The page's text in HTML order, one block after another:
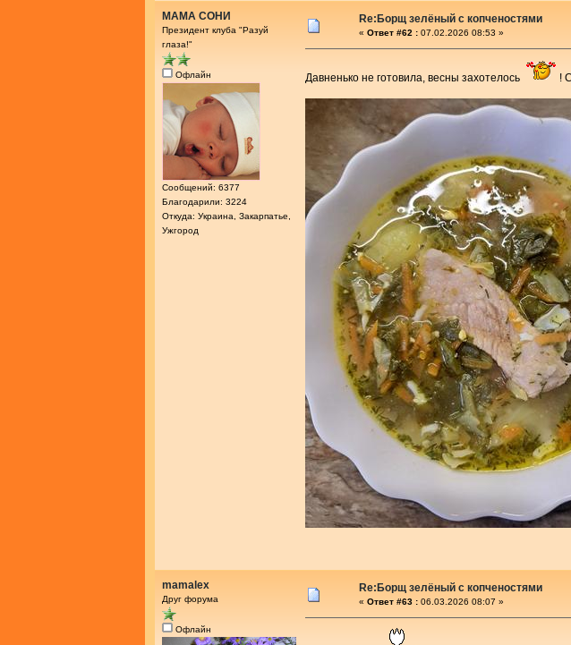
МАМА СОНИ
Президент клуба "Разуй
глаза!"
Офлайн
Сообщений: 6377
Благодарили: 3224
Откуда: Украина, Закарпатье,
Ужгород
Re:Борщ зелёный с копченостями
« Ответ #62 : 07.02.2026 08:53 »
Давненько не готовила, весны захотелось !
mamalex
Друг форума
Офлайн
Re:Борщ зелёный с копченостями
« Ответ #63 : 06.03.2026 08:07 »